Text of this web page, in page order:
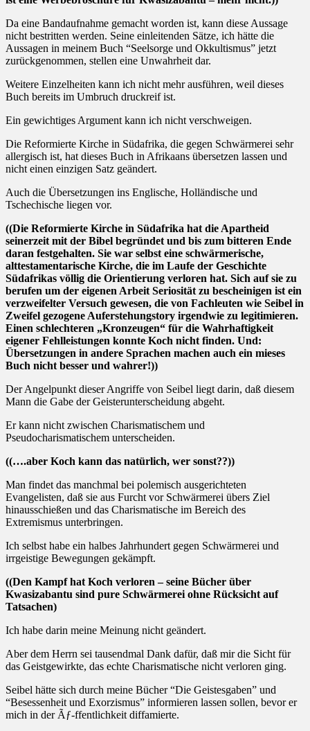
Da eine Bandaufnahme gemacht worden ist, kann diese Aussage
nicht bestritten werden. Seine einleitenden Sätze, ich hätte die
Aussagen in meinem Buch “Seelsorge und Okkultismus” jetzt
zurückgenommen, stellen eine Unwahrheit dar.
Weitere Einzelheiten kann ich nicht mehr ausführen, weil dieses
Buch bereits im Umbruch druckreif ist.
Ein gewichtiges Argument kann ich nicht verschweigen.
Die Reformierte Kirche in Südafrika, die gegen Schwärmerei sehr
allergisch ist, hat dieses Buch in Afrikaans übersetzen lassen und
nicht einen einzigen Satz geändert.
Auch die Übersetzungen ins Englische, Holländische und
Tschechische liegen vor.
((Die Reformierte Kirche in Südafrika hat die Apartheid
seinerzeit mit der Bibel begründet und bis zum bitteren Ende
daran festgehalten. Sie war selbst eine schwärmerische,
alttestamentarische Kirche, die im Laufe der Geschichte
Südafrikas völlig die Orientierung verloren hat. Sich auf sie zu
berufen um der eigenen Arbeit Seriosität zu bescheinigen ist ein
verzweifelter Versuch gewesen, die von Fachleuten wie Seibel in
Zweifel gezogene Auferstehungstory irgendwie zu legitimieren.
Einen schlechteren „Kronzeugen“ für die Wahrhaftigkeit
eigener Fehlleistungen konnte Koch nicht finden. Und:
Übersetzungen in andere Sprachen machen auch ein mieses
Buch nicht besser und wahrer!))
Der Angelpunkt dieser Angriffe von Seibel liegt darin, daß diesem
Mann die Gabe der Geisterunterscheidung abgeht.
Er kann nicht zwischen Charismatischem und
Pseudocharismatischem unterscheiden.
((….aber Koch kann das natürlich, wer sonst??))
Man findet das manchmal bei polemisch ausgerichteten
Evangelisten, daß sie aus Furcht vor Schwärmerei übers Ziel
hinausschießen und das Charismatische im Bereich des
Extremismus unterbringen.
Ich selbst habe ein halbes Jahrhundert gegen Schwärmerei und
irrgeistige Bewegungen gekämpft.
((Den Kampf hat Koch verloren – seine Bücher über
Kwasizabantu sind pure Schwärmerei ohne Rücksicht auf
Tatsachen)
Ich habe darin meine Meinung nicht geändert.
Aber dem Herrn sei tausendmal Dank dafür, daß mir die Sicht für
das Geistgewirkte, das echte Charismatische nicht verloren ging.
Seibel hätte sich durch meine Bücher “Die Geistesgaben” und
“Besessenheit und Exorzismus” informieren lassen sollen, bevor er
mich in der Ãƒ-ffentlichkeit diffamierte.